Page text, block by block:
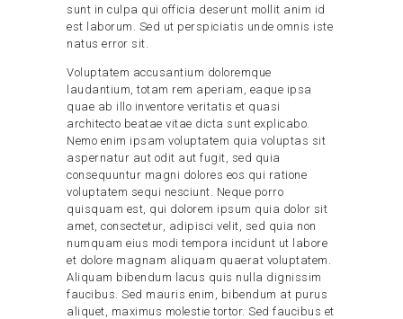
sunt in culpa qui officia deserunt mollit anim id
est laborum. Sed ut perspiciatis unde omnis iste
natus error sit.
Voluptatem accusantium doloremque
laudantium, totam rem aperiam, eaque ipsa
quae ab illo inventore veritatis et quasi
architecto beatae vitae dicta sunt explicabo.
Nemo enim ipsam voluptatem quia voluptas sit
aspernatur aut odit aut fugit, sed quia
consequuntur magni dolores eos qui ratione
voluptatem sequi nesciunt. Neque porro
quisquam est, qui dolorem ipsum quia dolor sit
amet, consectetur, adipisci velit, sed quia non
numquam eius modi tempora incidunt ut labore
et dolore magnam aliquam quaerat voluptatem.
Aliquam bibendum lacus quis nulla dignissim
faucibus. Sed mauris enim, bibendum at purus
aliquet, maximus molestie tortor. Sed faucibus et